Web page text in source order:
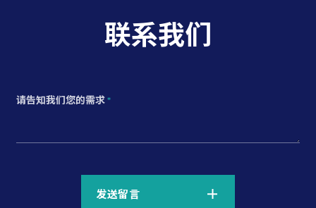
联系我们
请告知我们您的需求*
发送留言